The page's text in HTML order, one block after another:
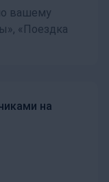
вашему
«Поездка
на